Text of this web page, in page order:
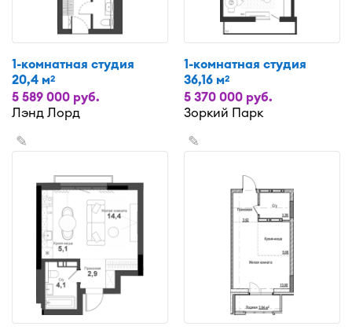
1-комнатная студия
20,4 м2
5 589 000 руб.
Лэнд Лорд
1-комнатная студия
36,16 м2
5 370 000 руб.
Зоркий Парк
✎ ✎